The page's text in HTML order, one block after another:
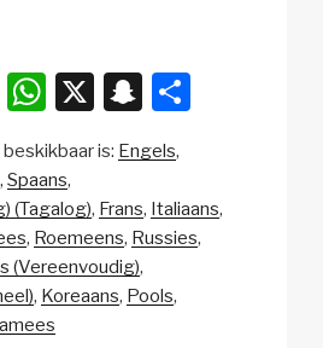
F
W
at
s
A
p
p
X
S
a
p
c
h
e
is: Engels
Spaans
(Tagalog) Frans Italiaans
Roemeens Russies
(Vereenvoudig)
Koreaans Pools